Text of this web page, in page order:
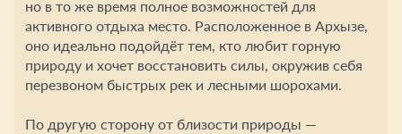
но в то же время полное возможностей для
активного отдыха место. Расположенное в Архызе,
оно идеально подойдёт тем, кто любит горную
природу и хочет восстановить силы, окружив себя
перезвоном быстрых рек и лесными шорохами.
По другую сторону от близости природы —